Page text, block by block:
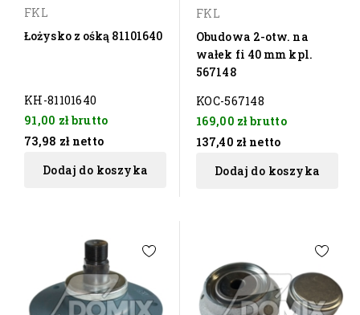
FKL
Łożysko z ośką 81101640
KH-81101640
91,00 złbrutto
73,98 zł netto
Dodaj do koszyka
FKL
Obudowa 2-otw. na
wałek fi 40 mm kpl.
567148
KOC-567148
169,00 złbrutto
137,40 zł netto
Dodaj do koszyka